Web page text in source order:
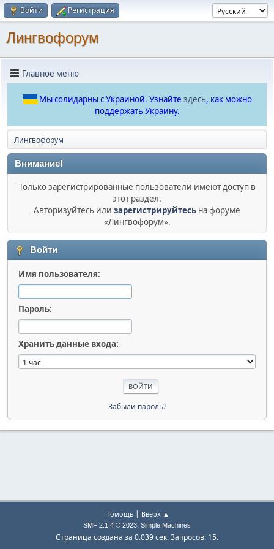
Войти Регистрация
Лингвофорум
Главное меню
Мы солидарны с Украиной. Узнайте здесь, как можно
поддержать Украину.
Лингвофорум
Внимание!
Только зарегистрированные пользователи имеют доступ в
этот раздел.
Авторизуйтесь или зарегистрируйтесь на форуме
«Лингвофорум».
Войти
Имя пользователя:
Пароль:
Хранить данные входа:
Забыли пароль?
Помощь| Вверх ▲
SMF 2.1.4 © 2023, Simple Machines
Страница создана за 0.039 сек. Запросов: 15.